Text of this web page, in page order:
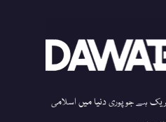
ہے جو پوری دنیا میں اسلامی